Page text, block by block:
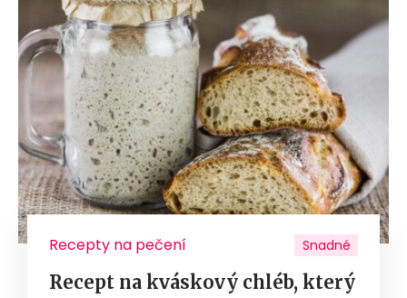
Recepty na pečení Snadné
Recept na kváskový chléb, který